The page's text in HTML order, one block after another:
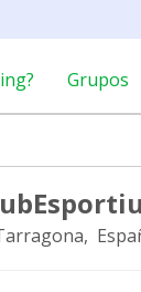
Grupos